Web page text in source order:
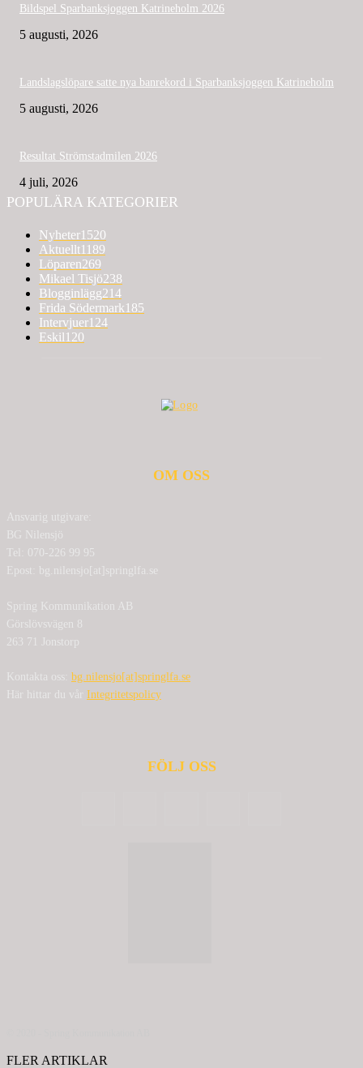
Bildspel Sparbanksjoggen Katrineholm 2026
5 augusti, 2026
Landslagslöpare satte nya banrekord i Sparbanksjoggen Katrineholm
5 augusti, 2026
Resultat Strömstadmilen 2026
4 juli, 2026
POPULÄRA KATEGORIER
Nyheter1520
Aktuellt1189
Löparen269
Mikael Tisjö238
Blogginlägg214
Frida Södermark185
Intervjuer124
Eskil120
OM OSS
Ansvarig utgivare:
BG Nilensjö
Tel: 070-226 99 95
Epost: bg.nilensjo[at]springlfa.se
Spring Kommunikation AB
Görslövsvägen 8
263 71 Jonstorp
Kontakta oss: bg.nilensjo[at]springlfa.se
Här hittar du vår Integritetspolicy
FÖLJ OSS
FLER ARTIKLAR